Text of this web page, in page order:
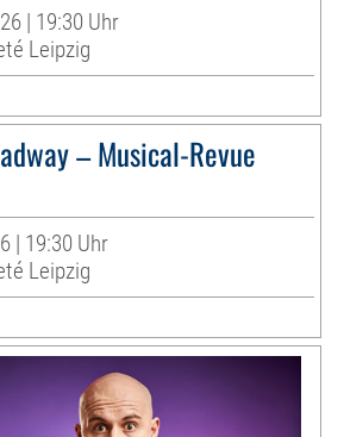
| 19:30 Uhr
Leipzig
– Musical-Revue
| 19:30 Uhr
Leipzig